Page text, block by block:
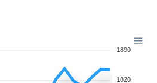
1890
1820